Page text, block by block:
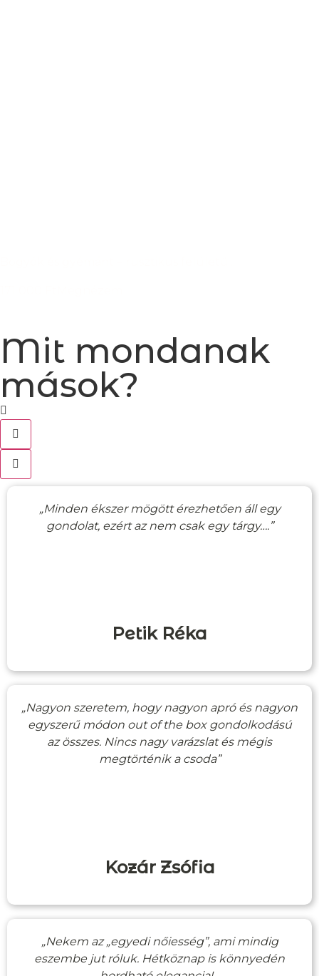
Mit mondanak
mások?
„Minden ékszer mögött érezhetően áll egy
gondolat, ezért az nem csak egy tárgy….”
Petik Réka
„Nagyon szeretem, hogy nagyon apró és nagyon
egyszerű módon out of the box gondolkodású
az összes. Nincs nagy varázslat és mégis
megtörténik a csoda”
Kozár Zsófia
„Nekem az „egyedi nőiesség”, ami mindig
eszembe jut róluk. Hétköznap is könnyedén